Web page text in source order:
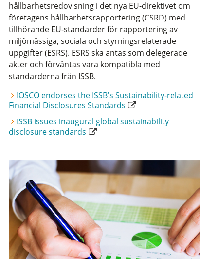
hållbarhetsredovisning i det nya EU-direktivet om
företagens hållbarhetsrapportering (CSRD) med
tillhörande EU-standarder för rapportering av
miljömässiga, sociala och styrningsrelaterade
uppgifter (ESRS). ESRS ska antas som delegerade
akter och förväntas vara kompatibla med
standarderna från ISSB.
IOSCO endorses the ISSB's Sustainability-related
Financial Disclosures Standards
ISSB issues inaugural global sustainability
disclosure standards